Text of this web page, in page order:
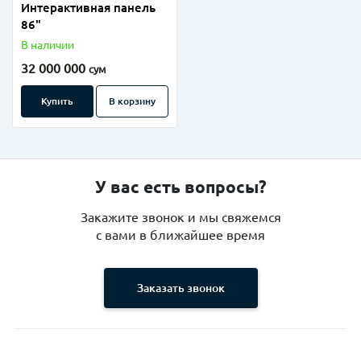
Интерактивная панель
86"
В наличии
32 000 000 сум
Купить В корзину
У вас есть вопросы?
Закажите звонок и мы свяжемся
с вами в ближайшее время
Заказать звонок